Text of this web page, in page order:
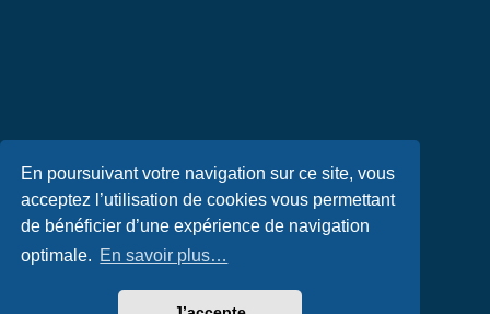
En poursuivant votre navigation sur ce site, vous
acceptez l’utilisation de cookies vous permettant
de bénéficier d’une expérience de navigation
optimale. En savoir plus…